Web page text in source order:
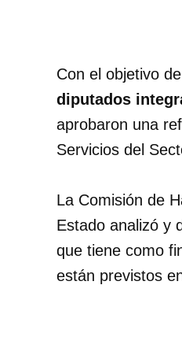
Con el objetivo
diputados
aprobaron una
Servicios del
La Comisión de
Estado analizó y
que tiene como
están previstos